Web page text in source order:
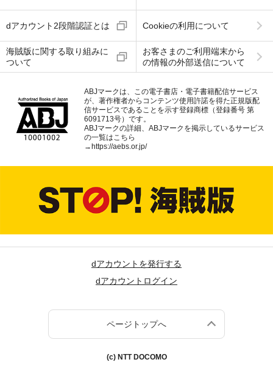
dアカウント2段階認証とは Cookieの利用について
海賊版に関する取り組みに
ついて
お客さまのご利用端末から
の情報の外部送信について
ABJマークは、この電子書店・電子書籍配信サービス
が、著作権者からコンテンツ使用許諾を得た正規版配
信サービスであることを示す登録商標（登録番号 第
6091713号）です。
ABJマークの詳細、ABJマークを掲示しているサービス
の一覧はこちら
→https://aebs.or.jp/
dアカウントを発行する
dアカウントログイン
ページトップへ
(c) NTT DOCOMO